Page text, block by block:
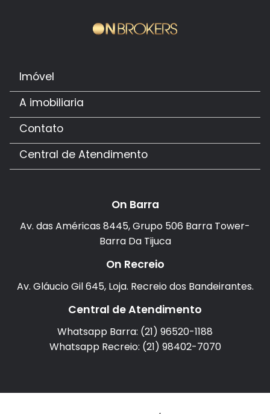
Imóvel
A imobiliaria
Contato
Central de Atendimento
On Barra
Av. das Américas 8445, Grupo 506 Barra Tower-
Barra Da Tijuca
On Recreio
Av. Gláucio Gil 645, Loja. Recreio dos Bandeirantes.
Central de Atendimento
Whatsapp Barra: (21) 96520-1188
Whatsapp Recreio: (21) 98402-7070